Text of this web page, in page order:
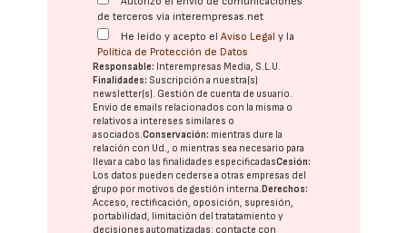
de terceros vía interempresas.net
He leído y acepto elAviso Legal y la
Política de Protección de Datos
Responsable: Interempresas Media, S.L.U.
Finalidades: Suscripción a nuestra(s)
newsletter(s). Gestión de cuenta de usuario.
Envío de emails relacionados con la misma o
relativos a intereses similares o
asociados.Conservación: mientras dure la
relación con Ud., o mientras sea necesario para
llevar a cabo las finalidades especificadasCesión:
Los datos pueden cederse a otras empresas del
grupo por motivos de gestión interna. Derechos:
Acceso, rectificación, oposición, supresión,
portabilidad, limitación del tratatamiento y
decisiones automatizadas: contacte con